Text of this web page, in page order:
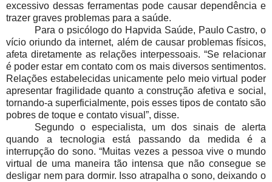
excessivo dessas ferramentas pode causar dependência e
trazer graves problemas para a saúde.
Para o psicólogo do Hapvida Saúde, Paulo Castro, o
vício oriundo da internet, além de causar problemas físicos,
afeta diretamente as relações interpessoais. “Se relacionar
é poder estar em contato com os mais diversos sentimentos.
Relações estabelecidas unicamente pelo meio virtual poder
apresentar fragilidade quanto a construção afetiva e social,
tornando-a superficialmente, pois esses tipos de contato são
pobres de toque e contato visual”, disse.
Segundo o especialista, um dos sinais de alerta
quando a tecnologia está passando da medida é a
interrupção do sono. “Muitas vezes a pessoa vive o mundo
virtual de uma maneira tão intensa que não consegue se
desligar nem para dormir. Isso atrapalha o sono, deixando o